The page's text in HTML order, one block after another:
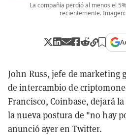
La compañía perdió al menos el
recientemente.
John Russ, jefe de marketing
de intercambio de
Francisco, Coinbase, dejará
la nueva postura de "no hay
anunció ayer en Twitter.